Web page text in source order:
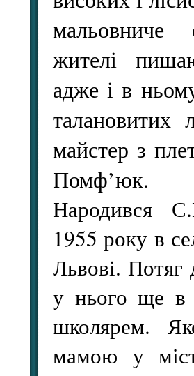
жителі
адже і в
майстер з
Помф’юк.
Народився
1955 року в
Львові. Потяг
у нього ще в
школярем.
мамою у